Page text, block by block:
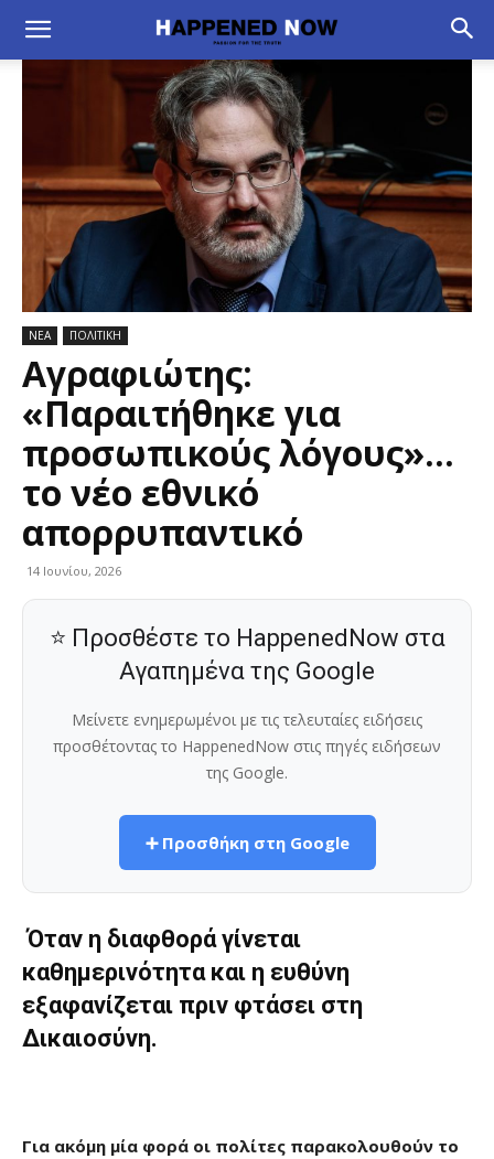
ΝΕΑ ΠΟΛΙΤΙΚΗ
Αγραφιώτης:
«Παραιτήθηκε για
προσωπικούς λόγους»…
το νέο εθνικό
απορρυπαντικό
14 Ιουνίου, 2026
⭐ Προσθέστε το HappenedNow στα
Αγαπημένα της Google
Μείνετε ενημερωμένοι με τις τελευταίες ειδήσεις
προσθέτοντας το HappenedNow στις πηγές ειδήσεων
της Google.
➕ Προσθήκη στη Google
Όταν η διαφθορά γίνεται
καθημερινότητα και η ευθύνη
εξαφανίζεται πριν φτάσει στη
Δικαιοσύνη.
Για ακόμη μία φορά οι πολίτες παρακολουθούν το